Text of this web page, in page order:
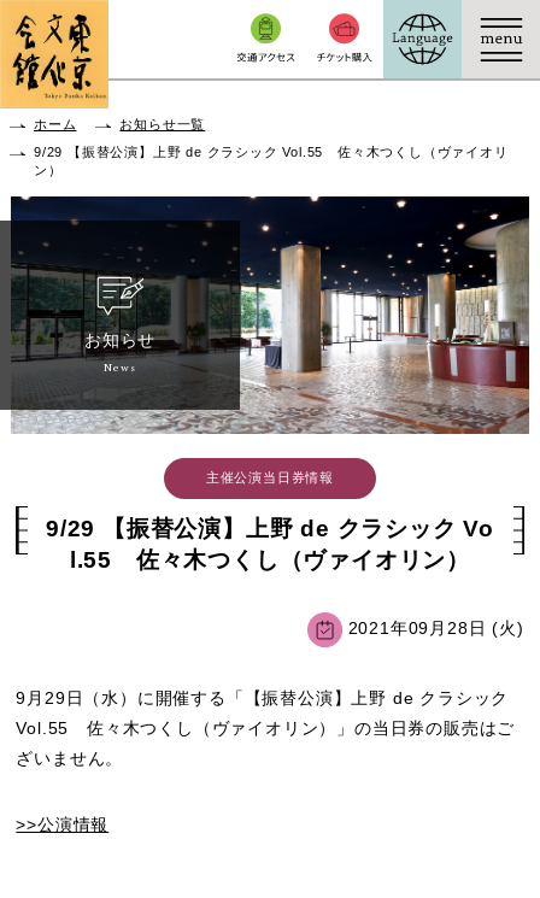
本文へ移動
ホーム
お知らせ一覧
9/29 【振替公演】上野 de クラシック Vol.55 佐々木つくし（ヴァイオリ
ン）
お知らせ
News
主催公演当日券情報
9/29 【振替公演】上野 de クラシック Vo
l.55 佐々木つくし（ヴァイオリン）
2021年09月28日 (火)
9月29日（水）に開催する「【振替公演】上野 de クラシック
Vol.55 佐々木つくし（ヴァイオリン）」の当日券の販売はご
ざいません。
>>公演情報